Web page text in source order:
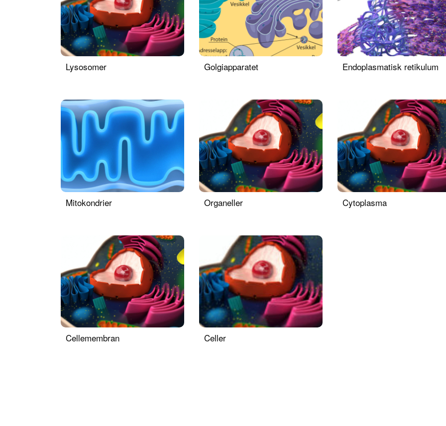
Lysosomer Golgiapparatet Endoplasmatisk retikulum
Mitokondrier Organeller Cytoplasma
Cellemembran Celler